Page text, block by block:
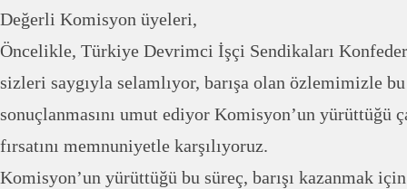
Değerli Komisyon üyeleri,
Öncelikle, Türkiye Devrimci İşçi Sendikaları
sizleri saygıyla selamlıyor, barışa olan özlemimizle
sonuçlanmasını umut ediyor Komisyon’un yürüttüğü
fırsatını memnuniyetle karşılıyoruz.
Komisyon’un yürüttüğü bu süreç, barışı kazanmak